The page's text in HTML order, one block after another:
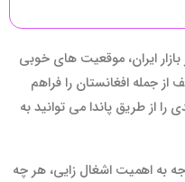
ایران، موقعیت های خوبی
جمله افغانستان را فراهم
از طریق پاندا می توانید به
به اهمیت اشغال زایی، هر چه